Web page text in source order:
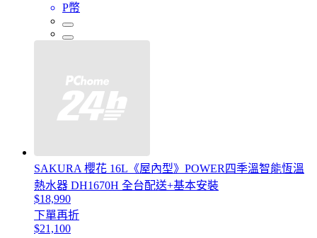
P幣
SAKURA 櫻花 16L《屋內型》POWER四季溫智能恆溫
熱水器 DH1670H 全台配送+基本安裝
$18,990
下單再折
$21,100